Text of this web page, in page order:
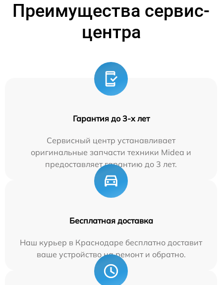
Преимущества сервис-
центра
Гарантия до 3-х лет
Сервисный центр устанавливает
оригинальные запчасти техники Midea и
предоставляет гарантию до 3 лет.
Бесплатная доставка
Наш курьер в Краснодаре бесплатно доставит
ваше устройство на ремонт и обратно.